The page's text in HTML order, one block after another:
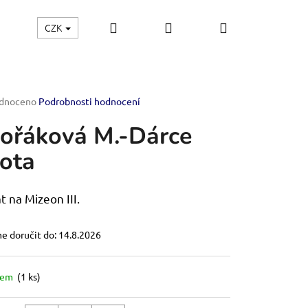
CZK Hledat PřihlášeníNákupní
Podrobnosti hodnocení
M.-Dárce
na Mizeon III.
doručit do: 14.8.2026
(1 ks)
THE EMPIRE-